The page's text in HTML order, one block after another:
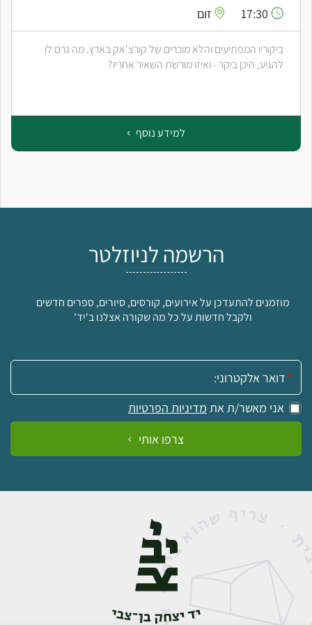
מפגש של שיחה ומוזיקה בעקבות שלוש הדיוות הגדולות של
המוזיקה התימנית בישראל
למידע נוסף
הרשמה לניוזלטר
מוזמנים להתעדכן על אירועים, קורסים, סיורים, ספרים חדשים
ולקבל חדשות על כל מה שקורה אצלנו ב'יד'
אימייל:
אני מאשר/ת את מדיניות הפרטיות
צרפו אותי